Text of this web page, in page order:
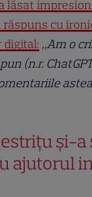
lăsat
răspuns cu
digital: „Am o
(n.r.
și-a
ajutorul